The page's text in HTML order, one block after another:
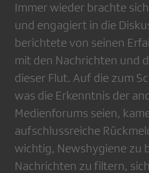
Immer wieder brachte
und engagiert in die
berichtete von seinen
mit den Nachrichten und
dieser Flut. Auf die zum
was die Erkenntnis der
Medienforums seien,
aufschlussreiche
wichtig, Newshygiene zu
Nachrichten zu filtern,